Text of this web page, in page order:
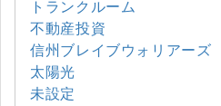
トランクルーム
不動産投資
信州ブレイブウォリアーズ
太陽光
未設定